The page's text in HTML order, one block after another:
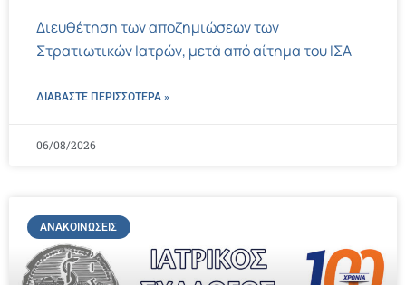
Διευθέτηση των αποζημιώσεων των
Στρατιωτικών Ιατρών, μετά από αίτημα του ΙΣΑ
ΔΙΑΒΑΣΤΕ ΠΕΡΙΣΣΌΤΕΡΑ »
06/08/2026
ΑΝΑΚΟΙΝΏΣΕΙΣ